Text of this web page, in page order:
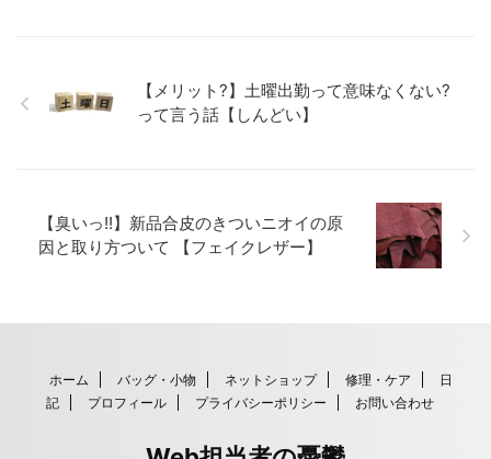
【メリット?】土曜出勤って意味なくない?
って言う話【しんどい】
【臭いっ!!】新品合皮のきついニオイの原
因と取り方ついて 【フェイクレザー】
ホーム バッグ・小物 ネットショップ 修理・ケア
日
記
プロフィール プライバシーポリシー お問い合わせ